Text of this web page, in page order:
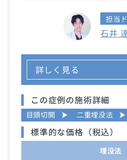
担当
石井
詳しく見る
この症例の施術詳細
目頭切開 二重埋没法
標準的な価格（税込）
埋没法